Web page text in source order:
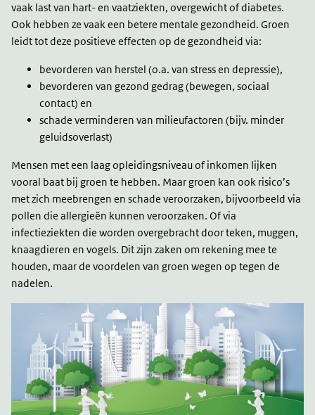
vaak last van hart- en vaatziekten, overgewicht of diabetes.
Ook hebben ze vaak een betere mentale gezondheid. Groen
leidt tot deze positieve effecten op de gezondheid via:
bevorderen van herstel (o.a. van stress en depressie),
bevorderen van gezond gedrag (bewegen, sociaal
contact) en
schade verminderen van milieufactoren (bijv. minder
geluidsoverlast)
Mensen met een laag opleidingsniveau of inkomen lijken
vooral baat bij groen te hebben. Maar groen kan ook risico’s
met zich meebrengen en schade veroorzaken, bijvoorbeeld via
pollen die allergieën kunnen veroorzaken. Of via
infectieziekten die worden overgebracht door teken, muggen,
knaagdieren en vogels. Dit zijn zaken om rekening mee te
houden, maar de voordelen van groen wegen op tegen de
nadelen.